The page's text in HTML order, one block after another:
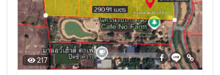
217